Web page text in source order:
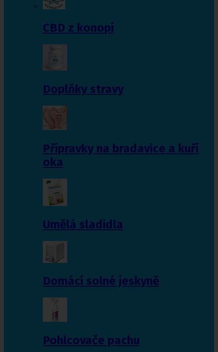
CBD z konopí
Doplňky stravy
Přípravky na bradavice a kuří
oka
Umělá sladidla
Domácí solné jeskyně
Pohlcovače pachu